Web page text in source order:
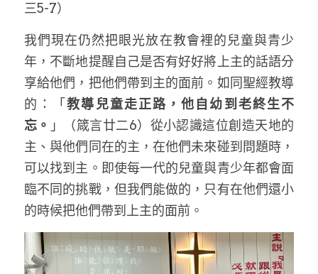
三5-7）
我們現在仍然把眼光放在教會裡的兒童與青少
年，不斷地提醒自己是否有好好將上主的話語分
享給他們，把他們帶到主的面前。如同聖經教導
的：「教導兒童走正路，他自幼到老終生不
忘。 」（箴言廿二6）從小認識這位創造天地的
主、與他們同在的主，在他們未來碰到問題時，
可以找到主。即使每一代的兒童與青少年都會面
臨不同的挑戰，但我們能做的，只有在他們還小
的時候把他們帶到上主的面前。